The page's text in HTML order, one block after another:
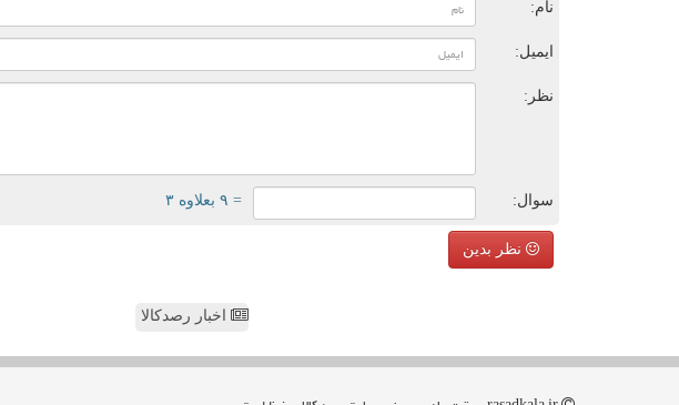
نام:
ایمیل:
نظر:
سوال: = ۹ بعلاوه ۳
نظر بدین
اخبار رصدکالا